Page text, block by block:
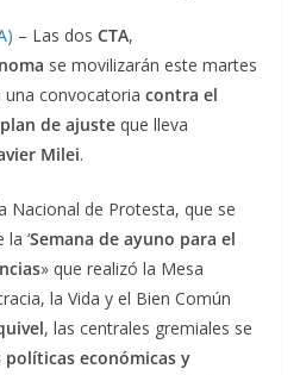
– Las dos CTA,
se movilizarán este martes
una convocatoria contra el
de ajuste que lleva
Milei.
Nacional de Protesta, que se
‘Semana de ayuno para el
» que realizó la Mesa
la Vida y el Bien Común
, las centrales gremiales se
políticas económicas y